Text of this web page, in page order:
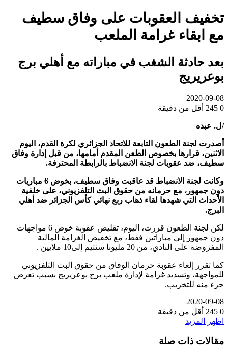
تخفيف العقوبات على وفاق سطيف
مع ابقاء غرامة الملعب
بعد حادثة الشغب في مباراته مع أهلي برج
بوعريريج
2020-09-08
0
أقل من دقيقة
/ل. عبده
أصدرت لجنة الطعون التابعة للاتحاد الجزائري لكرة القدم، اليوم
الاثنين، قرارها بخصوص الطعن المقدم أمامها، من قبل إدارة وفاق
سطيف، ضد عقوبات لجنة الانضباط بالرابطة المحترفة.
وكانت لجنة الانضباط قد عاقبت وفاق سطيف، بخوض 6 مباريات
دون جمهور، مع حرمانه من حقوق البث التلفزيوني، على خلفية
الأحداث التي شهدها لقاء ذهاب ربع نهائي كأس الجزائر ضد أهلي
البرج.
لكن لجنة الطعون قررت، اليوم، تقليص عقوبة خوض 6 مواجهات
دون جمهور إلى مباراتين فقط، مع تخفيض الغرامة المالية
المفروضة على النادي، من 20 مليونا سنتيم إلى10 ملايين .
كما تقرر إلغاء عقوبة حرمان الوفاق من حقوق البث التلفزيوني
للمواجهة، وتسديد غرامة لإدارة ملعب برج بوعريريج بسبب تعرض
جزء منه للتخريب.
2020-09-08
0
أقل من دقيقة
اظهر المزيد
مقالات ذات صلة